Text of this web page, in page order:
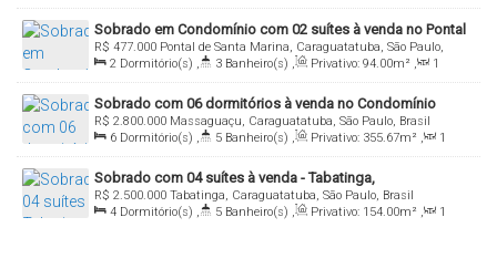
Sala(s) , 2 Suíte(s) , Total: 148.00m² , 1 Vaga(s) ,
Útil:
148.00m² , Terreno: 1000.00 m²
Sobrado em Condomínio com 02 suítes à venda no Pontal
Santa Marina, Caragutatuba / SP
R$ 477.000 Pontal de Santa Marina, Caraguatatuba, São Paulo,
Brasil
2 Dormitório(s) , 3 Banheiro(s) , Privativo: 94.00m² ,
1
Sala(s) , 2 Suíte(s) , Total: 107.00m² , 1 Vaga(s) ,
3000m
Distância do Mar , Útil: 94.00m²
Sobrado com 06 dormitórios à venda no Condomínio
Costa Nova, Bairro Massaguaçu - Caraguatatuba / SP
R$ 2.800.000 Massaguaçu, Caraguatatuba, São Paulo, Brasil
6 Dormitório(s) , 5 Banheiro(s) , Privativo: 355.67m² ,
1
Sala(s) , 5 Suíte(s) , Total: 404.00m² , 4 Vaga(s) ,
700m
Distância do Mar , Útil: 355 .67m² , Terreno: 404
Sobrado com 04 suítes à venda - Tabatinga,
Caraguatatuba/SP
R$ 2.500.000 Tabatinga, Caraguatatuba, São Paulo, Brasil
4 Dormitório(s) , 5 Banheiro(s) , Privativo: 154.00m² ,
1